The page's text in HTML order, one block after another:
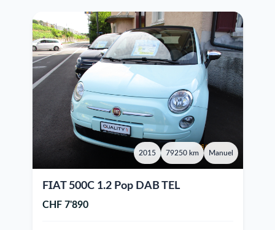
2015 79250 km Manuel
FIAT 500C 1.2 Pop DAB TEL
CHF 7'890